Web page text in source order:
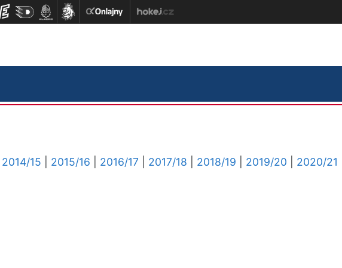
2014/15 2015/16 2016/17 2017/18 2018/19 2019/20
2020/21